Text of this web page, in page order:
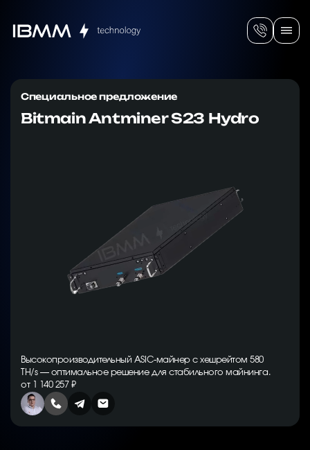
Специальное предложение
Bitmain Antminer S23 Hydro
Высокопроизводительный ASIC-майнер с хешрейтом 580
TH/s — оптимальное решение для стабильного майнинга.
от 1 140 257 ₽